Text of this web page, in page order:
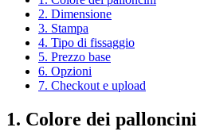
2. Dimensione
3. Stampa
4. Tipo di fissaggio
5. Prezzo base
6. Opzioni
7. Checkout e upload
1. Colore dei palloncini